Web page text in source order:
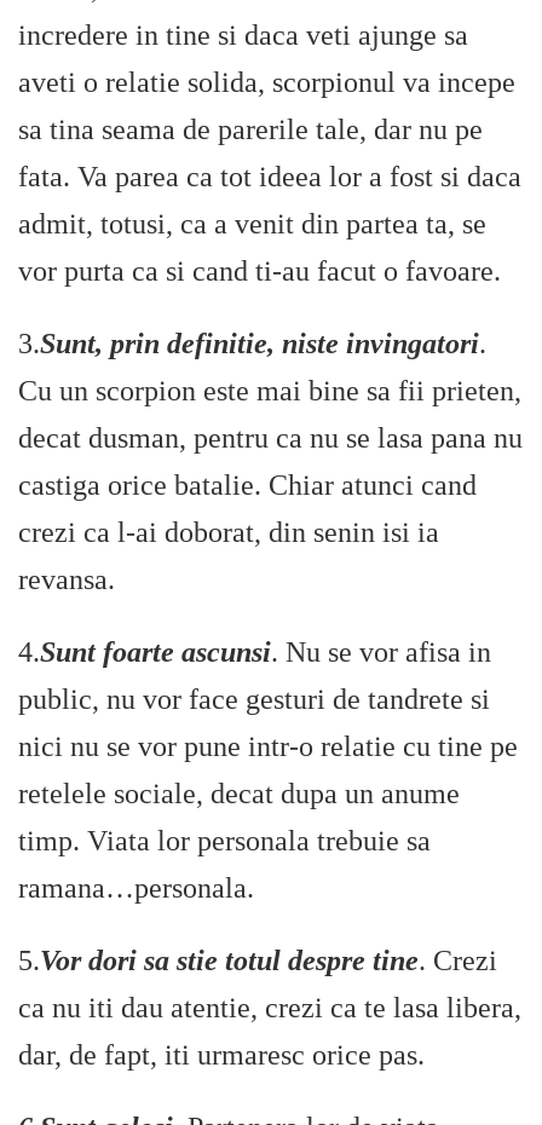
incredere in tine si daca veti ajunge sa
aveti o relatie solida, scorpionul va incepe
sa tina seama de parerile tale, dar nu pe
fata. Va parea ca tot ideea lor a fost si daca
admit, totusi, ca a venit din partea ta, se
vor purta ca si cand ti-au facut o favoare.
3.Sunt, prin definitie, niste invingatori.
Cu un scorpion este mai bine sa fii prieten,
decat dusman, pentru ca nu se lasa pana nu
castiga orice batalie. Chiar atunci cand
crezi ca l-ai doborat, din senin isi ia
revansa.
4.Sunt foarte ascunsi. Nu se vor afisa in
public, nu vor face gesturi de tandrete si
nici nu se vor pune intr-o relatie cu tine pe
retelele sociale, decat dupa un anume
timp. Viata lor personala trebuie sa
ramana…personala.
5.Vor dori sa stie totul despre tine. Crezi
ca nu iti dau atentie, crezi ca te lasa libera,
dar, de fapt, iti urmaresc orice pas.